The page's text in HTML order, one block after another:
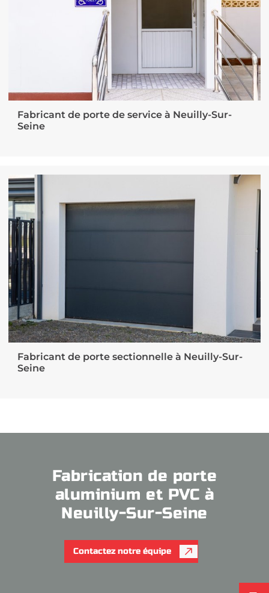
Fabricant de porte de service à Neuilly-Sur-
Seine
Fabricant de porte sectionnelle à Neuilly-Sur-
Seine
Fabrication de porte
aluminium et PVC à
Neuilly-Sur-Seine
Contactez notre équipe